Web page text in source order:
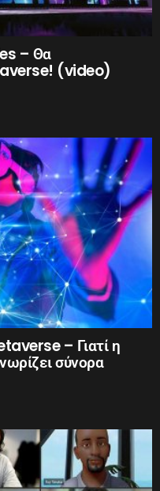
– Θα
(video)
– Γιατί η
σύνορα